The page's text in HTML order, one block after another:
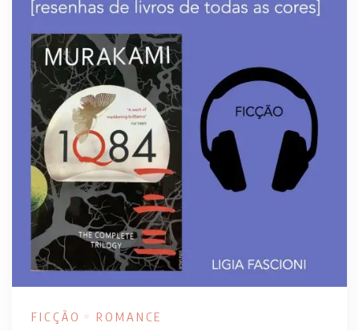
FICÇÃO ROMANCE